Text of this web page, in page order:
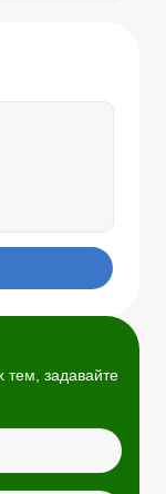
тем, задавайте